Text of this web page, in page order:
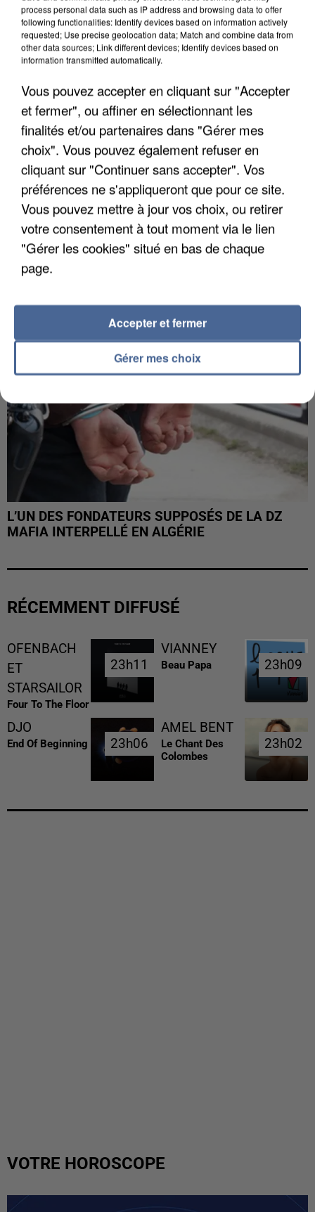
APRÈS TOUTES CES CANICULES, LES REFUGES
L’UN DES FONDATEURS SUPPOSÉS DE LA DZ
MAFIA INTERPELLÉ EN ALGÉRIE
RÉCEMMENT DIFFUSÉ
OFENBACH
ET
STARSAILOR
Four To The Floor
23h11
23h11
VIANNEY
Beau Papa 23h09
23h09
DJO
End Of Beginning 23h06
23h06
AMEL BENT
Le Chant Des
Colombes
23h02
23h02
VOTRE HOROSCOPE
process personal data such as IP address and browsing data to offer
following functionalities: Identify devices based on information actively
requested; Use precise geolocation data; Match and combine data from
other data sources; Link different devices; Identify devices based on
information transmitted automatically.
Vous pouvez accepter en cliquant sur "Accepter
et fermer", ou affiner en sélectionnant les
finalités et/ou partenaires dans "Gérer mes
choix". Vous pouvez également refuser en
cliquant sur "Continuer sans accepter". Vos
préférences ne s'appliqueront que pour ce site.
Vous pouvez mettre à jour vos choix, ou retirer
votre consentement à tout moment via le lien
"Gérer les cookies" situé en bas de chaque
page.
Gérer mes choix
Accepter et fermer